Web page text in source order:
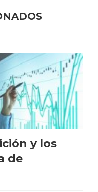
y los
de